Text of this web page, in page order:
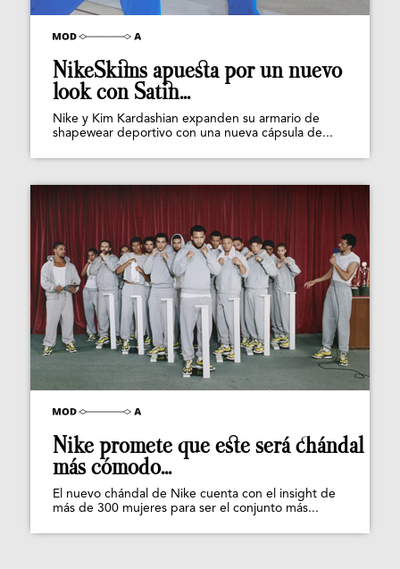
NikeSkims apuesta por un nuevo
look con Satin...
Nike y Kim Kardashian expanden su armario de
shapewear deportivo con una nueva cápsula de...
Nike promete que este será chándal
más cómodo...
El nuevo chándal de Nike cuenta con el insight de
más de 300 mujeres para ser el conjunto más...